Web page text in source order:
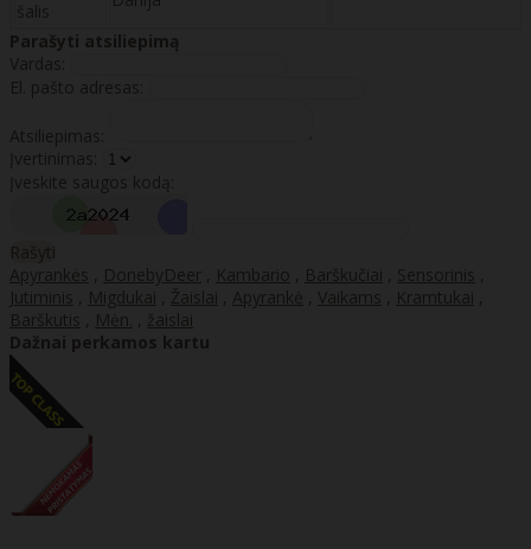
šalis
Parašyti atsiliepimą
Vardas:
El. pašto adresas:
Atsiliepimas:
Įvertinimas:
Įveskite saugos kodą:
Rašyti
Apyrankės
DonebyDeer Kambario Barškučiai Sensorinis
Jutiminis
Migdukai Žaislai Apyrankė Vaikams Kramtukai
Barškutis
Mėn.
žaislai
Dažnai perkamos kartu